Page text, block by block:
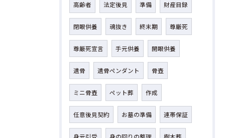
高齢者 法定後見 準備 財産目録
閉眼供養 魂抜き 終末期 尊厳死
尊厳死宣言 手元供養 開眼供養
遺骨 遺骨ペンダント 骨壺
ミニ骨壺 ペット葬 作成
任意後見契約 お墓の準備 連帯保証